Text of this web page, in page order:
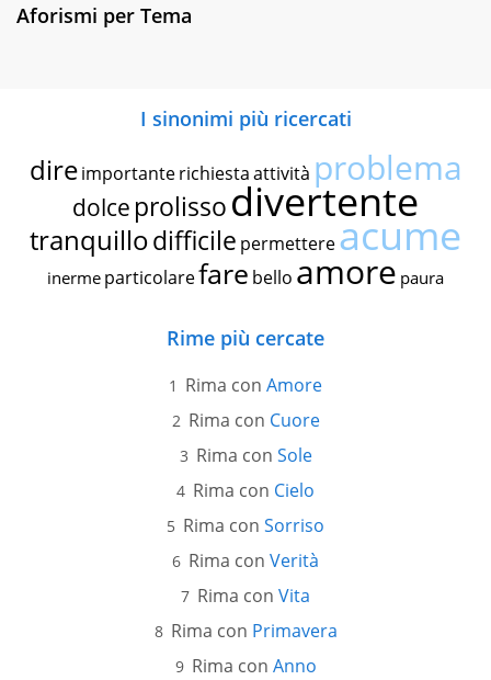
Aforismi per Tema
I sinonimi più ricercati
dire importante richiestaattività problema
dolce prolissodivertente
tranquillodifficile permettereacume
inerme particolarefare bello amore paura
Rime più cercate
Rima con Amore
Rima con Cuore
Rima con Sole
Rima con Cielo
Rima con Sorriso
Rima con Verità
Rima con Vita
Rima con Primavera
Rima con Anno